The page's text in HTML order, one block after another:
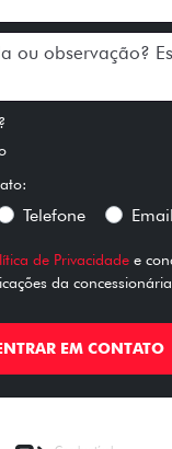
Telefone Email
de Privacidade e
da
EM CONTATO